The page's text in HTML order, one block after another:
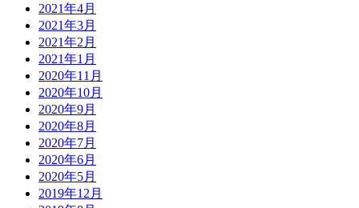
2021年4月
2021年3月
2021年2月
2021年1月
2020年11月
2020年10月
2020年9月
2020年8月
2020年7月
2020年6月
2020年5月
2019年12月